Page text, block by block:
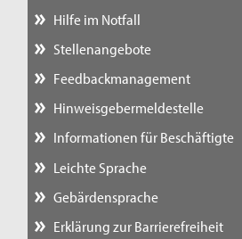
Hilfe im Notfall
Stellenangebote
Feedbackmanagement
Hinweisgebermeldestelle
Informationen für Beschäftigte
Leichte Sprache
Gebärdensprache
Erklärung zur Barrierefreiheit